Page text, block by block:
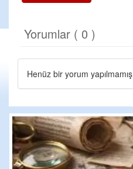
Yorumlar ( 0 )
Henüz bir yorum yapılmamış